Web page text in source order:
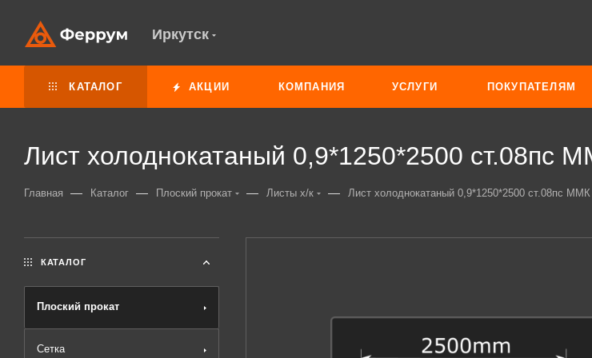
Иркутск
КАТАЛОГ АКЦИИ КОМПАНИЯ УСЛУГИ ПОКУПАТЕЛЯМ
Лист холоднокатаный 0,9*1250*2500 ст.08пс
Главная — Каталог — Плоский прокат — Листы х/к — Лист холоднокатаный 0,9*1250*2500 ст.08пс
КАТАЛОГ
Плоский прокат
Сетка